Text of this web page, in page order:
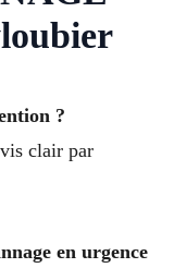
?
clair par
en urgence